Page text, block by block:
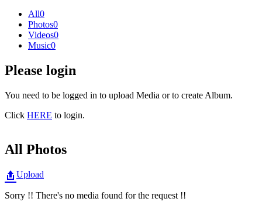
All0
Photos0
Videos0
Music0
Please login
You need to be logged in to upload Media or to create Album.
Click HERE to login.
All Photos
Upload
Sorry !! There's no media found for the request !!